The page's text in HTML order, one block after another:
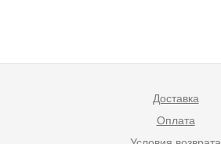
Доставка
Оплата